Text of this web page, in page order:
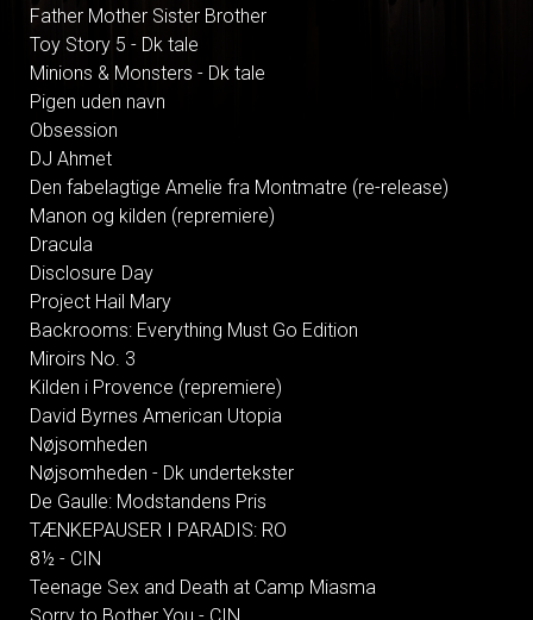
Father Mother Sister Brother
Toy Story 5 - Dk tale
Minions & Monsters - Dk tale
Pigen uden navn
Obsession
DJ Ahmet
Den fabelagtige Amelie fra Montmatre (re-release)
Manon og kilden (repremiere)
Dracula
Disclosure Day
Project Hail Mary
Backrooms: Everything Must Go Edition
Miroirs No. 3
Kilden i Provence (repremiere)
David Byrnes American Utopia
Nøjsomheden
Nøjsomheden - Dk undertekster
De Gaulle: Modstandens Pris
TÆNKEPAUSER I PARADIS: RO
8½ - CIN
Teenage Sex and Death at Camp Miasma
Sorry to Bother You - CIN